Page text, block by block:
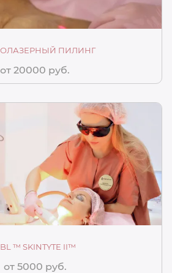
ПИЛИНГ
от 20000 руб.
™ SKINTYTE II™
от 5000 руб.